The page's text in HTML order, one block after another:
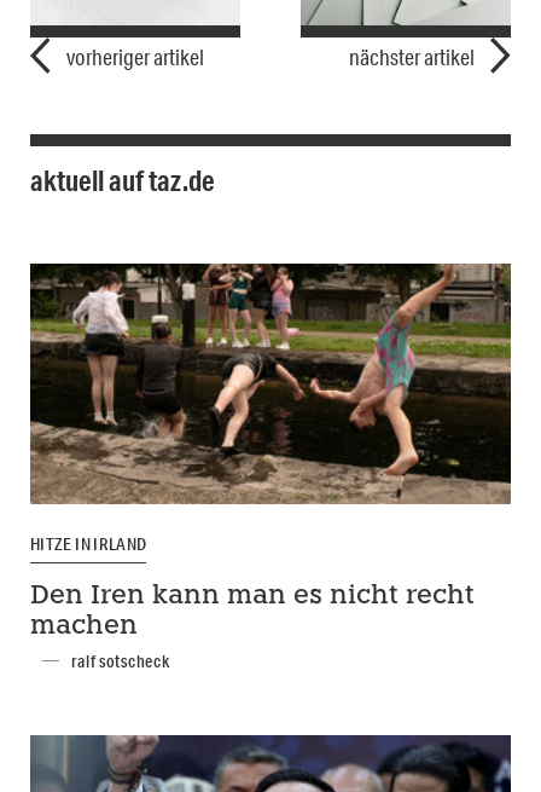
vorheriger artikel nächster artikel
aktuell auf taz.de
HITZE IN IRLAND
Den Iren kann man es nicht recht
machen
ralf sotscheck